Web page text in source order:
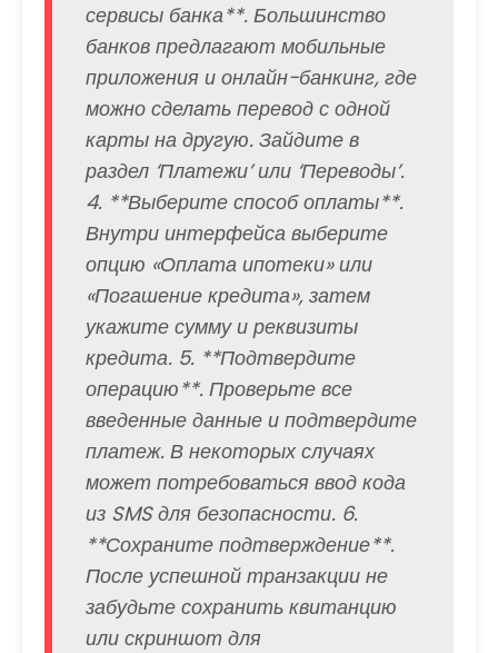
сервисы банка**. Большинство
банков предлагают мобильные
приложения и онлайн-банкинг, где
можно сделать перевод с одной
карты на другую. Зайдите в
раздел ‘Платежи’ или ‘Переводы’.
4. **Выберите способ оплаты**.
Внутри интерфейса выберите
опцию «Оплата ипотеки» или
«Погашение кредита», затем
укажите сумму и реквизиты
кредита. 5. **Подтвердите
операцию**. Проверьте все
введенные данные и подтвердите
платеж. В некоторых случаях
может потребоваться ввод кода
из SMS для безопасности. 6.
**Сохраните подтверждение**.
После успешной транзакции не
забудьте сохранить квитанцию
или скриншот для